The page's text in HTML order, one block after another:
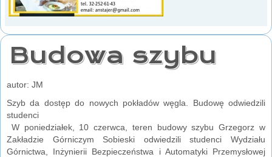
Budowa szybu
autor: JM
Szyb da dostęp do nowych pokładów węgla. Budowę odwiedzili
studenci
W poniedziałek, 10 czerwca, teren budowy szybu Grzegorz w
Zakładzie Górniczym Sobieski odwiedzili studenci Wydziału
Górnictwa, Inżynierii Bezpieczeństwa i Automatyki Przemysłowej